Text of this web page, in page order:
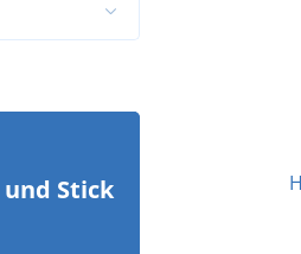
und Stick